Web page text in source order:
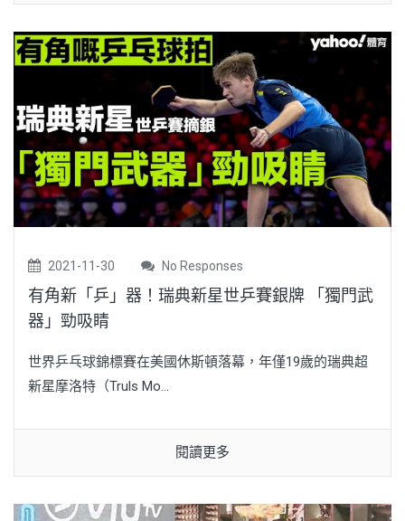
2021-11-30 No Responses
有角新「乒」器！瑞典新星世乒賽銀牌 「獨門武
器」勁吸睛
世界乒乓球錦標賽在美國休斯頓落幕，年僅19歲的瑞典超
新星摩洛特（Truls Mo...
閱讀更多